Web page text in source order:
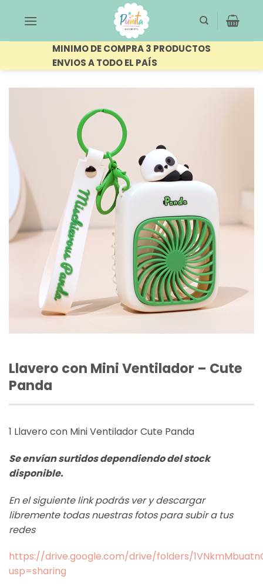
MINIMO DE COMPRA 3 PRODUCTOS
ENVIOS A TODO EL PAÍS
Llavero con Mini Ventilador – Cute
Panda
1 Llavero con Mini Ventilador Cute Panda
Se envían surtidos dependiendo del stock
disponible.
En el siguiente link podrás ver y descargar
libremente todas nuestras fotos para subir a tus
redes
https://drive.google.com/drive/folders/
usp=sharing